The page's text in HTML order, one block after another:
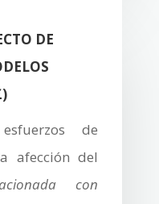
DE
de
afección del
con